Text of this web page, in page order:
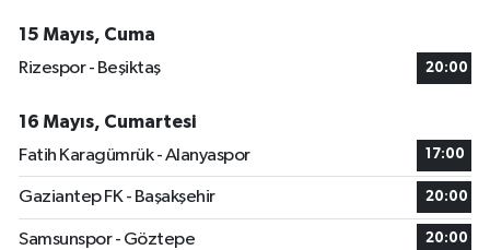
15 Mayıs, Cuma
Rizespor - Beşiktaş
20:00
16 Mayıs, Cumartesi
Fatih Karagümrük - Alanyaspor
17:00
Gaziantep FK - Başakşehir 20:00
Samsunspor - Göztepe 20:00